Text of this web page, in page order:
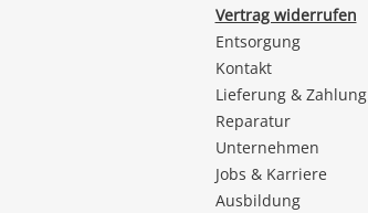
Vertrag widerrufen
Entsorgung
Kontakt
Lieferung & Zahlung
Reparatur
Unternehmen
Jobs & Karriere
Ausbildung